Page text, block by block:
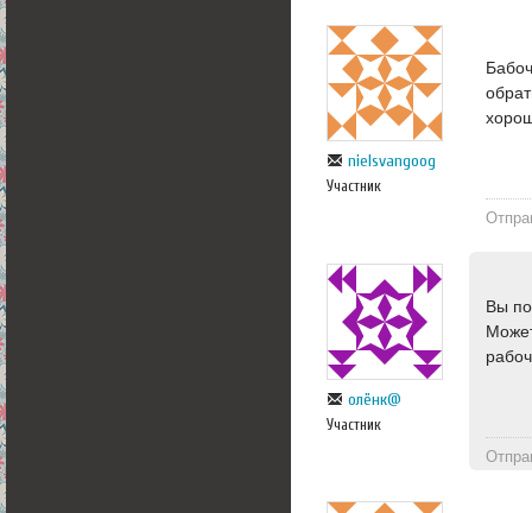
nielsvangoog
Участник
олёнк@
Участник
Вы